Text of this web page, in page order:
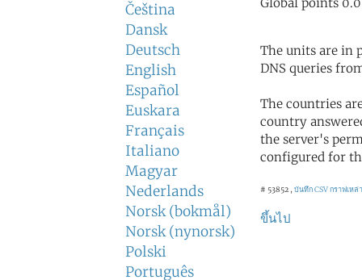
Čeština
Dansk
Deutsch
English
Español
Euskara
Français
Italiano
Magyar
Nederlands
Norsk (bokmål)
Norsk (nynorsk)
Polski
Português
The units are in
DNS queries
The countries
country
the server's
configured for
# 53852 , บันทึก CSVกราฟเหล่
ขึ้นไป